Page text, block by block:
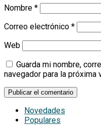
Nombre *
Correo electrónico *
Web
Guarda mi nombre,
navegador para la próxima
Novedades
Populares